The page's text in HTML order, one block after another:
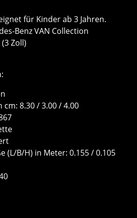
für Kinder ab 3 Jahren.
Benz VAN Collection
Zoll)
cm: 8.30 / 3.00 / 4.00
(L/B/H) in Meter: 0.155 / 0.105